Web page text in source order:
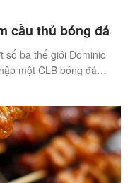
cầu thủ bóng đá
số ba thế giới Dominic
một CLB bóng đá